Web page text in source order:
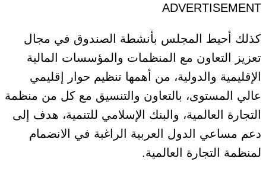
ADVERTISEMENT
كذلك أحيط المجلس بأنشطة الصندوق في مجال
تعزيز التعاون مع المنظمات والمؤسسات المالية
الإقليمية والدولية، من أهمها تنظيم حوار إقليمي
عالي المستوى، بالتعاون والتنسيق مع كل من منظمة
التجارة العالمية، والبنك الإسلامي للتنمية، هدف إلى
دعم مساعي الدول العربية الراغبة في الانضمام
لمنظمة التجارة العالمية.